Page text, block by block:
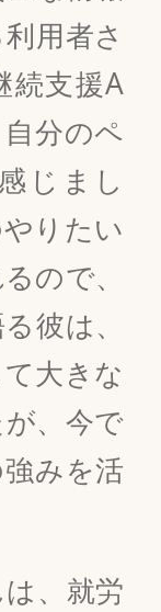
用者さ
続支援A
分のペ
じまし
りたい
ので、
彼は、
大きな
、今で
みを活
、就労